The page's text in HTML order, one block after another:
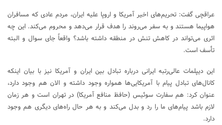
عراقچی گفت: تحریم‌های اخیر آمریکا و اروپا علیه ایران، مردم عادی که مسافران
هواپیما هستند و به سفر می‌روند را هدف قرار می‌دهد و محروم می‌کند. این چه
اثری می‌تواند در کاهش تنش در منطقه داشته باشد؟ واقعاً جای سوال و البته
تأسف است.
این دیپلمات عالی‌رتبه ایرانی درباره تبادل بین ایران و آمریکا نیز با بیان اینکه
کانال‌های تبادل پیام با آمریکایی‌ها همواره وجود داشته و الان هم وجود دارد،
عنوان کرد: هم سفارت سوئیس (حافظ منافع آمریکا) در تهران است و هر زمان
لازم باشد پیام‌های ما را رد و بدل می‌کند و به هر حال راه‌های دیگری هم وجود
دارد.